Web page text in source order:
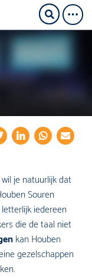
je natuurlijk dat
Souren
iedereen
die de taal niet
kan Houben
gezelschappen